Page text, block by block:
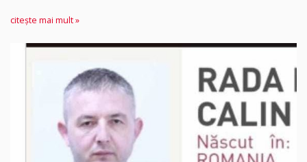
citește mai mult »